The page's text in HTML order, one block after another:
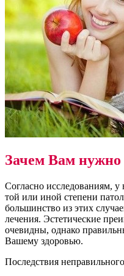
Зачем Вам нужно
Согласно исследованиям,
той или иной степени
большинство из этих
лечения. Эстетические
очевидны, однако
Вашему здоровью.
Последствия